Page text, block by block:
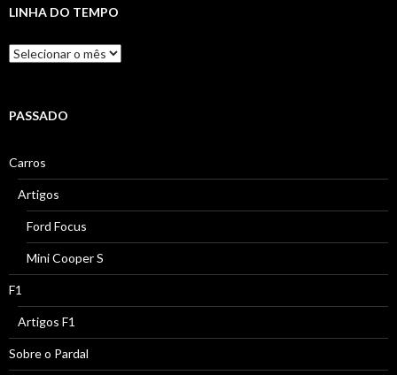
LINHA DO TEMPO
Linha
do
PASSADO
Carros
Artigos
Ford Focus
Mini Cooper S
F1
Artigos F1
Sobre o Pardal